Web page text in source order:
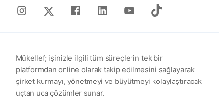
Instagram
X FacebookLinkedinYoutubeTiktok
Mükellef; işinizle ilgili tüm süreçlerin tek bir
platformdan online olarak takip edilmesini sağlayarak
şirket kurmayı, yönetmeyi ve büyütmeyi kolaylaştıracak
uçtan uca çözümler sunar.